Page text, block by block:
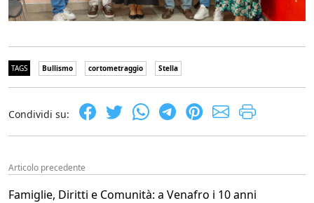
TAGS Bullismo cortometraggio Stella
Condividi su:
Articolo precedente
Famiglie, Diritti e Comunità: a Venafro i 10 anni